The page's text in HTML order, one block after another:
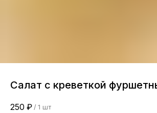
Салат с креветкой
250 ₽ / 1 шт